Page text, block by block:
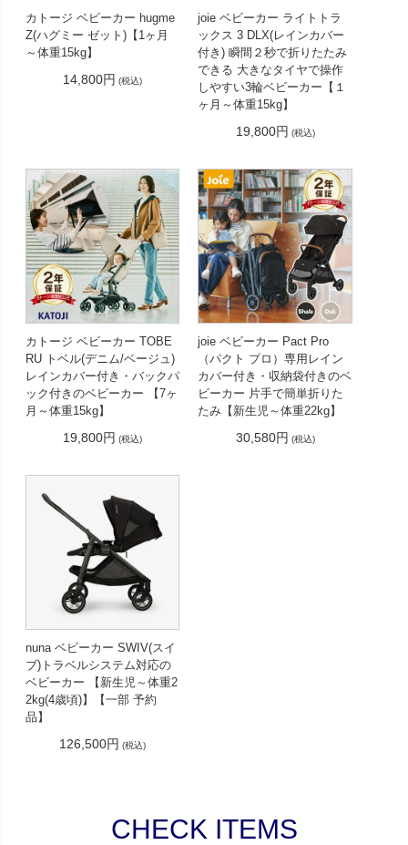
カトージ ベビーカー hugme
Z(ハグミー ゼット)【1ヶ月
～体重15kg】
14,800円 (税込)
joie ベビーカー ライトトラ
ックス 3 DLX(レインカバー
付き) 瞬間２秒で折りたたみ
できる 大きなタイヤで操作
しやすい3輪ベビーカー【１
ヶ月～体重15kg】
19,800円 (税込)
カトージ ベビーカー TOBE
RU トベル(デニム/ベージュ)
レインカバー付き・バックパ
ック付きのベビーカー 【7ヶ
月～体重15kg】
19,800円 (税込)
joie ベビーカー Pact Pro
（パクト プロ）専用レイン
カバー付き・収納袋付きのベ
ビーカー 片手で簡単折りた
たみ【新生児～体重22kg】
30,580円 (税込)
nuna ベビーカー SWIV(スイ
ブ)トラベルシステム対応の
ベビーカー 【新生児～体重2
2kg(4歳頃)】【一部 予約
品】
126,500円 (税込)
CHECK ITEMS